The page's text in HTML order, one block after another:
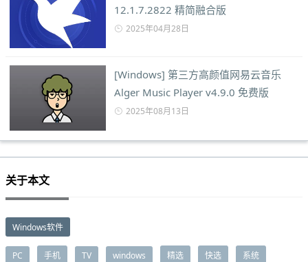
12.1.7.2822 精简融合版
2025年04月28日
[Windows] 第三方高颜值网易云音乐
Alger Music Player v4.9.0 免费版
2025年08月13日
关于本文
Windows软件
PC 手机 TV windows 精选 快选 系统